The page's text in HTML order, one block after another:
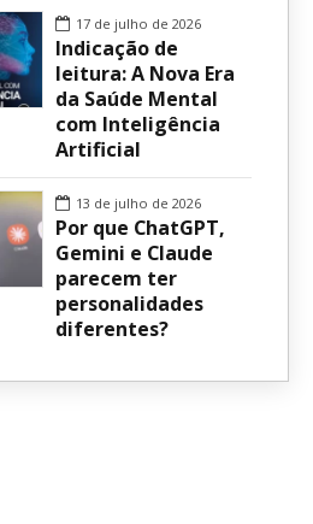
17 de julho de 2026
Indicação de
leitura: A Nova Era
da Saúde Mental
com Inteligência
Artificial
13 de julho de 2026
Por que ChatGPT,
Gemini e Claude
parecem ter
personalidades
diferentes?